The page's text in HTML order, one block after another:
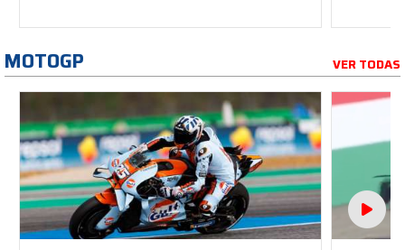
MOTOGP VER TODAS